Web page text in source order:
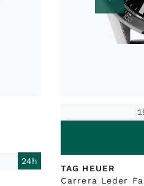
24h
TAG HEUER
Carrera Leder